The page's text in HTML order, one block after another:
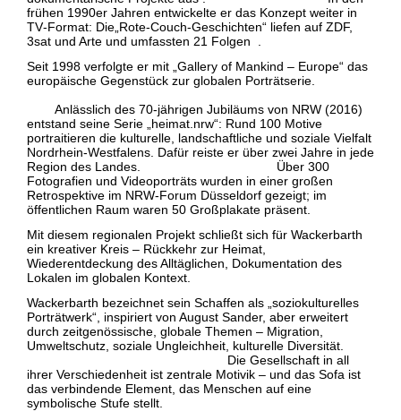
frühen 1990er Jahren entwickelte er das Konzept weiter in
TV‑Format: Die„Rote‑Couch‑Geschichten“ liefen auf ZDF,
3sat und Arte und umfassten 21 Folgen .
Seit 1998 verfolgte er mit „Gallery of Mankind – Europe“ das
europäische Gegenstück zur globalen Porträtserie.
Anlässlich des 70-jährigen Jubiläums von NRW (2016)
entstand seine Serie „heimat.nrw“: Rund 100 Motive
portraitieren die kulturelle, landschaftliche und soziale Vielfalt
Nordrhein-Westfalens. Dafür reiste er über zwei Jahre in jede
Region des Landes. Über 300
Fotografien und Videoporträts wurden in einer großen
Retrospektive im NRW‑Forum Düsseldorf gezeigt; im
öffentlichen Raum waren 50 Großplakate präsent.
Mit diesem regionalen Projekt schließt sich für Wackerbarth
ein kreativer Kreis – Rückkehr zur Heimat,
Wiederentdeckung des Alltäglichen, Dokumentation des
Lokalen im globalen Kontext.
Wackerbarth bezeichnet sein Schaffen als „soziokulturelles
Porträtwerk“, inspiriert von August Sander, aber erweitert
durch zeitgenössische, globale Themen – Migration,
Umweltschutz, soziale Ungleichheit, kulturelle Diversität.
Die Gesellschaft in all
ihrer Verschiedenheit ist zentrale Motivik – und das Sofa ist
das verbindende Element, das Menschen auf eine
symbolische Stufe stellt.